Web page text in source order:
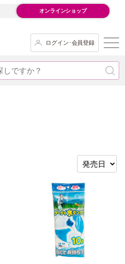
オンラインショップ
ログイン･会員登録